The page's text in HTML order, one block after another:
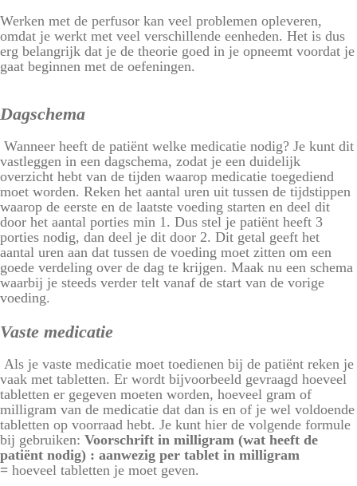
Werken met de perfusor kan veel problemen opleveren,
omdat je werkt met veel verschillende eenheden. Het is dus
erg belangrijk dat je de theorie goed in je opneemt voordat je
gaat beginnen met de oefeningen.
Dagschema
Wanneer heeft de patiënt welke medicatie nodig? Je kunt dit
vastleggen in een dagschema, zodat je een duidelijk
overzicht hebt van de tijden waarop medicatie toegediend
moet worden. Reken het aantal uren uit tussen de tijdstippen
waarop de eerste en de laatste voeding starten en deel dit
door het aantal porties min 1. Dus stel je patiënt heeft 3
porties nodig, dan deel je dit door 2. Dit getal geeft het
aantal uren aan dat tussen de voeding moet zitten om een
goede verdeling over de dag te krijgen. Maak nu een schema
waarbij je steeds verder telt vanaf de start van de vorige
voeding.
Vaste medicatie
Als je vaste medicatie moet toedienen bij de patiënt reken je
vaak met tabletten. Er wordt bijvoorbeeld gevraagd hoeveel
tabletten er gegeven moeten worden, hoeveel gram of
milligram van de medicatie dat dan is en of je wel voldoende
tabletten op voorraad hebt. Je kunt hier de volgende formule
bij gebruiken: Voorschrift in milligram (wat heeft de
patiënt nodig) : aanwezig per tablet in milligram
= hoeveel tabletten je moet geven.